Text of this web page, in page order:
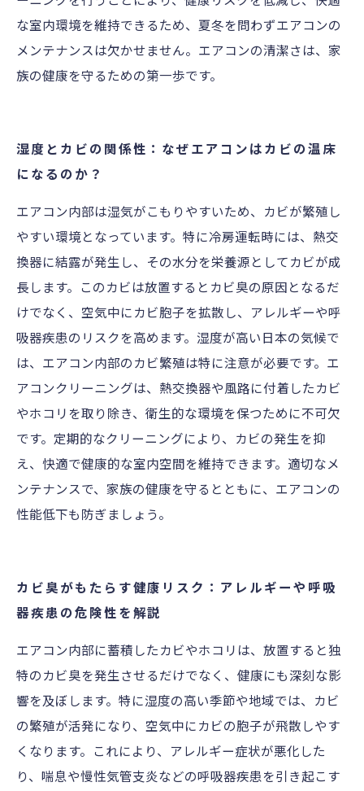
な室内環境を維持できるため、夏冬を問わずエアコンの
メンテナンスは欠かせません。エアコンの清潔さは、家
族の健康を守るための第一歩です。
湿度とカビの関係性：なぜエアコンはカビの温床
になるのか？
エアコン内部は湿気がこもりやすいため、カビが繁殖し
やすい環境となっています。特に冷房運転時には、熱交
換器に結露が発生し、その水分を栄養源としてカビが成
長します。このカビは放置するとカビ臭の原因となるだ
けでなく、空気中にカビ胞子を拡散し、アレルギーや呼
吸器疾患のリスクを高めます。湿度が高い日本の気候で
は、エアコン内部のカビ繁殖は特に注意が必要です。エ
アコンクリーニングは、熱交換器や風路に付着したカビ
やホコリを取り除き、衛生的な環境を保つために不可欠
です。定期的なクリーニングにより、カビの発生を抑
え、快適で健康的な室内空間を維持できます。適切なメ
ンテナンスで、家族の健康を守るとともに、エアコンの
性能低下も防ぎましょう。
カビ臭がもたらす健康リスク：アレルギーや呼吸
器疾患の危険性を解説
エアコン内部に蓄積したカビやホコリは、放置すると独
特のカビ臭を発生させるだけでなく、健康にも深刻な影
響を及ぼします。特に湿度の高い季節や地域では、カビ
の繁殖が活発になり、空気中にカビの胞子が飛散しやす
くなります。これにより、アレルギー症状が悪化した
り、喘息や慢性気管支炎などの呼吸器疾患を引き起こす